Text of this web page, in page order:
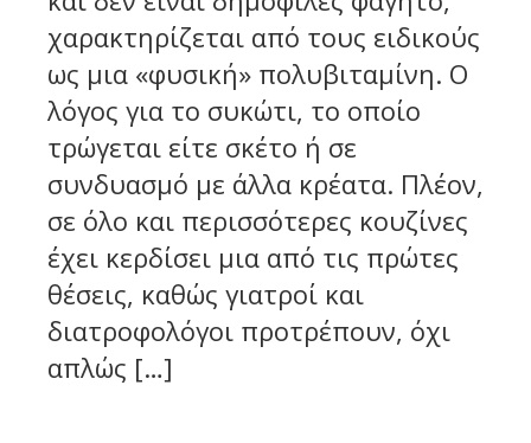
χαρακτηρίζεται από τους ειδικούς
ως μια «φυσική» πολυβιταμίνη. Ο
λόγος για το συκώτι, το οποίο
τρώγεται είτε σκέτο ή σε
συνδυασμό με άλλα κρέατα. Πλέον,
σε όλο και περισσότερες κουζίνες
έχει κερδίσει μια από τις πρώτες
θέσεις, καθώς γιατροί και
διατροφολόγοι προτρέπουν, όχι
απλώς […]